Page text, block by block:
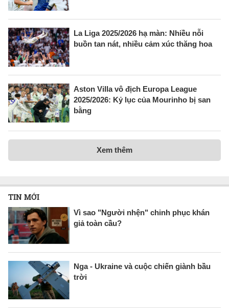
La Liga 2025/2026 hạ màn: Nhiều nỗi
buồn tan nát, nhiều cảm xúc thăng hoa
Aston Villa vô địch Europa League
2025/2026: Kỷ lục của Mourinho bị san
bằng
Xem thêm
TIN MỚI
Vì sao "Người nhện" chinh phục khán
giả toàn cầu?
Nga - Ukraine và cuộc chiến giành bầu
trời